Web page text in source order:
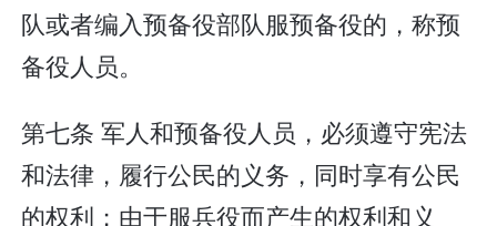
队或者编入预备役部队服预备役的，称预
备役人员。
第七条 军人和预备役人员，必须遵守宪法
和法律，履行公民的义务，同时享有公民
的权利；由于服兵役而产生的权利和义